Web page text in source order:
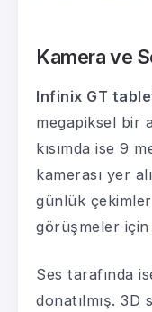
Kamera ve
Infinix GT
megapiksel bir
kısımda ise 9
kamerası yer
günlük
görüşmeler
Ses tarafında
donatılmış. 3D